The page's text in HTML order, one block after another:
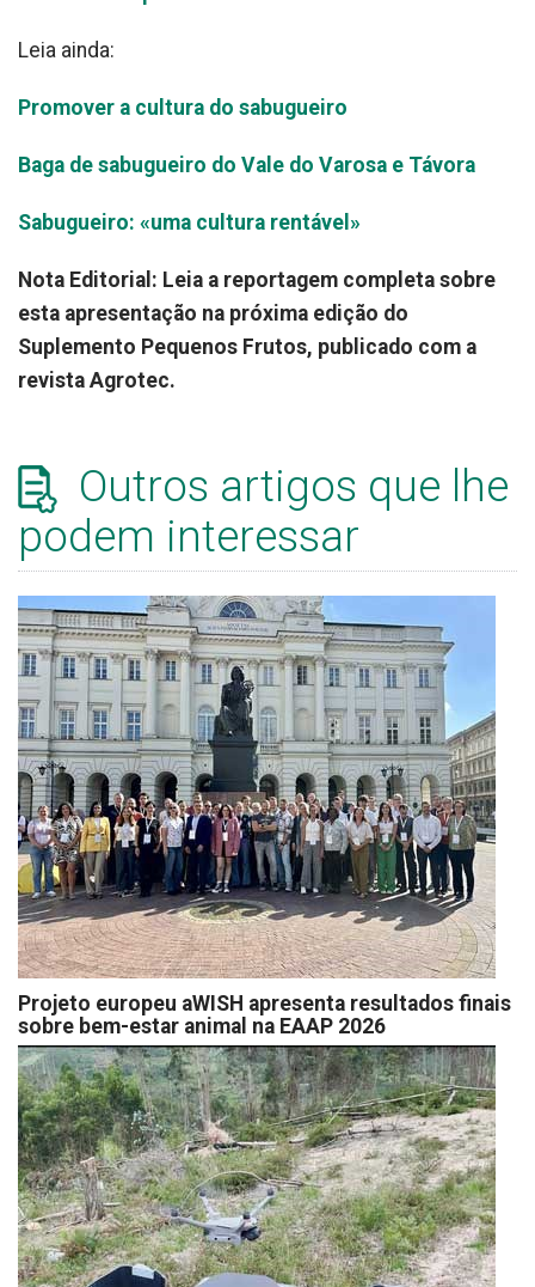
Leia ainda:
Promover a cultura do sabugueiro
Baga de sabugueiro do Vale do Varosa e Távora
Sabugueiro: «uma cultura rentável»
Nota Editorial: Leia a reportagem completa sobre
esta apresentação na próxima edição do
Suplemento Pequenos Frutos, publicado com a
revista Agrotec.
Outros artigos que lhe
podem interessar
Projeto europeu aWISH apresenta resultados finais
sobre bem-estar animal na EAAP 2026